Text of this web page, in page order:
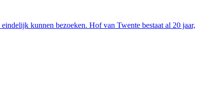
kunnen bezoeken. Hof van Twente bestaat al 20 jaar,